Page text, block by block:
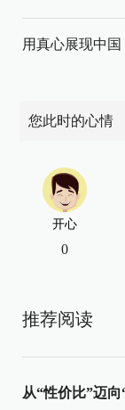
用真心展现中
您此时的心情
开心
0
推荐阅读
从“性价比”迈